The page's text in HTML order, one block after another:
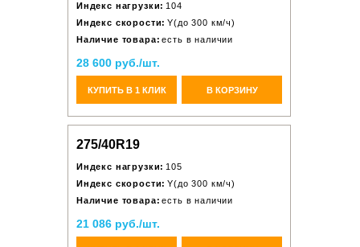
Индекс нагрузки: 104
Индекс скорости: Y(до 300 км/ч)
Наличие товара: есть в наличии
28 600 руб./шт.
КУПИТЬ В 1 КЛИК В КОРЗИНУ
275/40R19
Индекс нагрузки: 105
Индекс скорости: Y(до 300 км/ч)
Наличие товара: есть в наличии
21 086 руб./шт.